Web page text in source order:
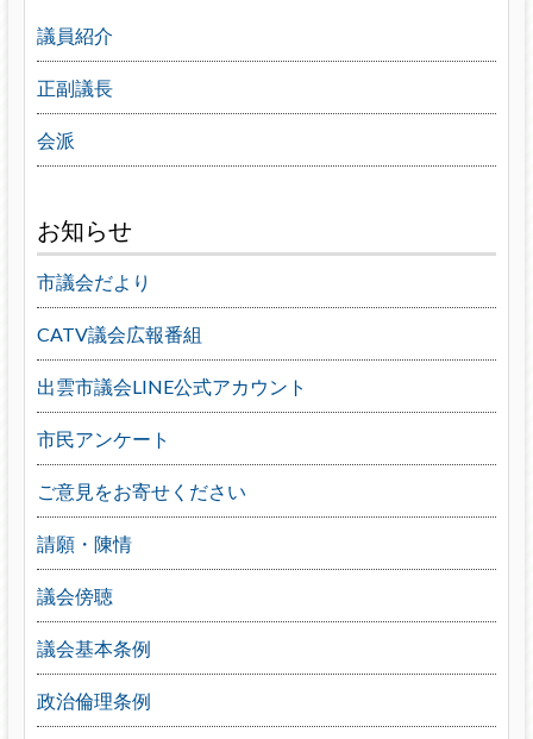
議員紹介
正副議長
会派
お知らせ
市議会だより
CATV議会広報番組
出雲市議会LINE公式アカウント
市民アンケート
ご意見をお寄せください
請願・陳情
議会傍聴
議会基本条例
政治倫理条例